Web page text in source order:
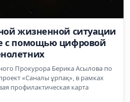
жизненной ситуации
с помощью цифровой
Прокурора Берика Асылова по
«Саналы ұрпақ», в рамках
профилактическая карта